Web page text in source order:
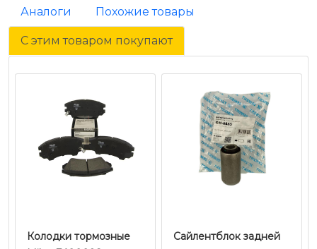
Аналоги Похожие товары
С этим товаром покупают
Колодки тормозные
Сайлентблок задней